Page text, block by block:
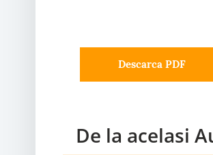
Descarca PDF
De la acelasi